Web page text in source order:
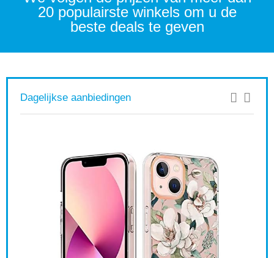
20 populairste winkels om u de
beste deals te geven
Dagelijkse aanbiedingen